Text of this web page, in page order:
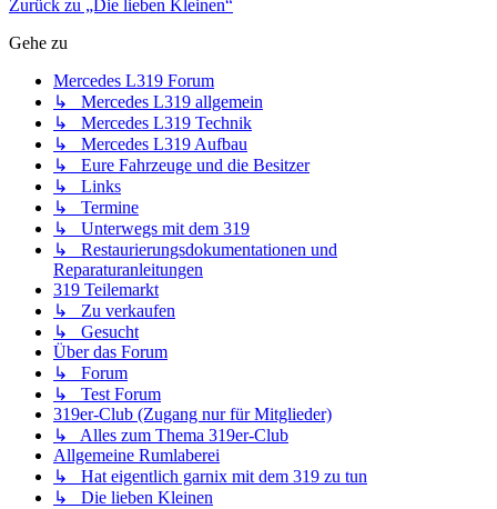
Zurück zu „Die lieben Kleinen“
Gehe zu
Mercedes L319 Forum
↳ Mercedes L319 allgemein
↳ Mercedes L319 Technik
↳ Mercedes L319 Aufbau
↳ Eure Fahrzeuge und die Besitzer
↳ Links
↳ Termine
↳ Unterwegs mit dem 319
↳ Restaurierungsdokumentationen und
Reparaturanleitungen
319 Teilemarkt
↳ Zu verkaufen
↳ Gesucht
Über das Forum
↳ Forum
↳ Test Forum
319er-Club (Zugang nur für Mitglieder)
↳ Alles zum Thema 319er-Club
Allgemeine Rumlaberei
↳ Hat eigentlich garnix mit dem 319 zu tun
↳ Die lieben Kleinen